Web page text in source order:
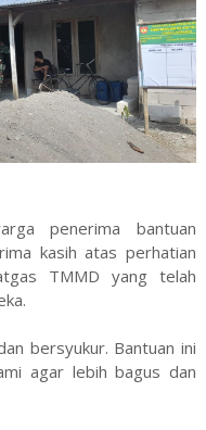
penerima bantuan
kasih atas perhatian
TMMD yang telah
bersyukur. Bantuan ini
agar lebih bagus dan